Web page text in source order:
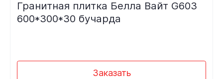
Гранитная плитка Белла Вайт G603
600*300*30 бучарда
Заказать